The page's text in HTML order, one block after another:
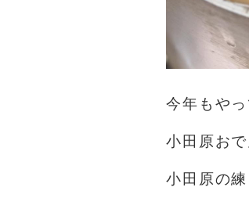
今年もやっ
小田原おで
小田原の